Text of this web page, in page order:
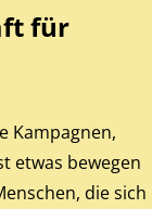
für
Kampagnen,
etwas bewegen
die sich